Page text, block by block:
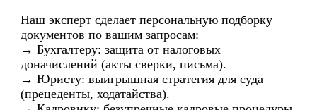
Наш эксперт сделает персональную подборку
документов по вашим запросам:
→ Бухгалтеру: защита от налоговых
доначислений (акты сверки, письма).
→ Юристу: выигрышная стратегия для суда
(прецеденты, ходатайства).